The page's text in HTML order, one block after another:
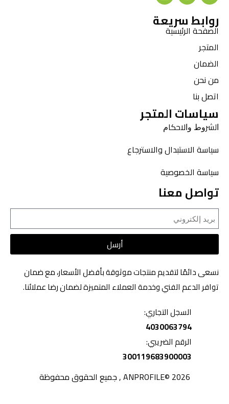
روابط سريعة
الصفحة الرئيسية
المتجر
الضمان
من نحن
اتصل بنا
سياسات المتجر
ﺍﻟﺸﺮﻭﻁ ﻭﺍﻻﺣﻜﺎﻡ
سياسة الاستبدال والاسترجاع
سياسة الخصوصية
تواصل معنا
أرسل
نسعى دائمًا لتقديم منتجات موثوقة بأفضل الأسعار، مع ضمان
توافر الدعم الفني وخدمة العملاء المتميزة لضمان رضا عملائنا.
السجل التجاري:
4030063794
الرقم الضريبي:
300119683900003
2026 ©ANPROFILE , جميع الحقوق محفوظة